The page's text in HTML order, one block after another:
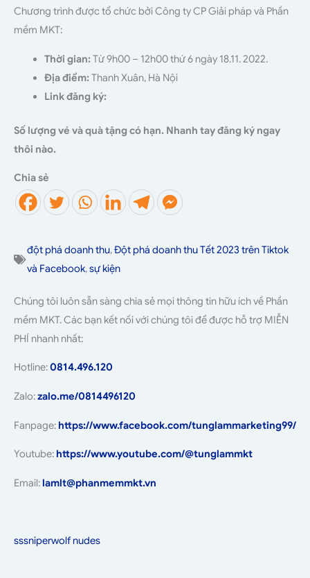
Chương trình được tổ chức bởi Công ty CP Giải pháp và Phần
mềm MKT:
Thời gian:Từ 9h00 – 12h00 thứ 6 ngày 18.11. 2022.
Địa điểm:Thanh Xuân, Hà Nội
Link đăng ký:
Số lượng vé và quà tặng có hạn. Nhanh tay đăng ký ngay
thôi nào.
Chia sẻ
đột phá doanh thu,Đột phá doanh thu Tết 2023 trên Tiktok
và Facebook,sự kiện
Chúng tôi luôn sẵn sàng chia sẻ mọi thông tin hữu ích về Phần
mềm MKT. Các bạn kết nối với chúng tôi để được hỗ trợ MIỄN
PHÍ nhanh nhất:
Hotline:0814.496.120
Zalo:zalo.me/0814496120
Fanpage: https://www.facebook.com/tunglammarketing99/
Youtube: https://www.youtube.com/@tunglammkt
Email: lamlt@phanmemmkt.vn
sssniperwolf nudes